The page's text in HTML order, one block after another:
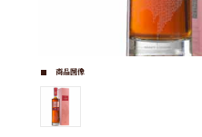
商品圖像